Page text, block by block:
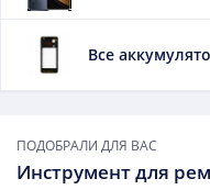
он быстро
сильно
В дальнейшем
Все
ПОДОБРАЛИ ДЛЯ ВАС
Инструмент для